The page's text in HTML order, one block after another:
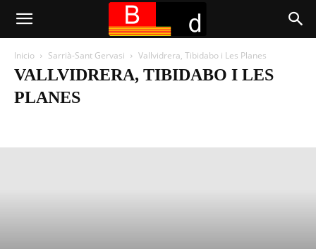
Inicio Sarrià-Sant Gervasi Vallvidrera, Tibidabo i Les Planes
VALLVIDRERA, TIBIDABO I LES
PLANES